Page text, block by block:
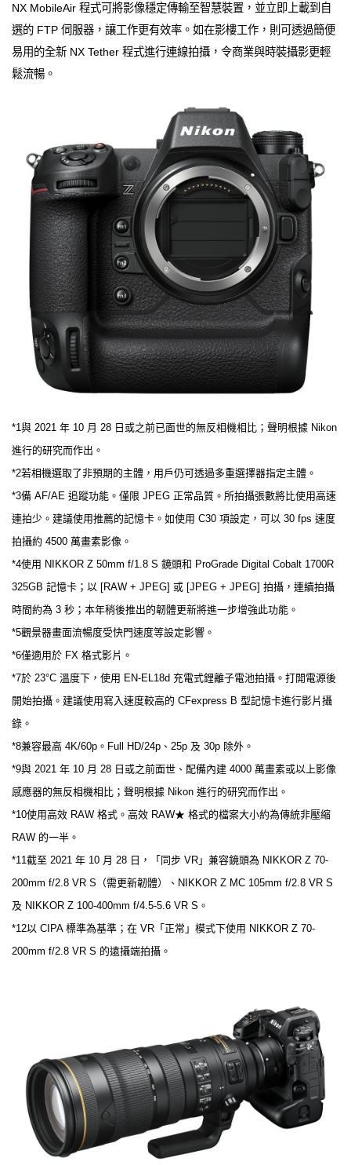
NX MobileAir 程式可將影像穩定傳輸至智慧裝置，並立即上載到自
選的 FTP 伺服器，讓工作更有效率。如在影樓工作，則可透過簡便
易用的全新 NX Tether 程式進行連線拍攝，令商業與時裝攝影更輕
鬆流暢。
*1與 2021 年 10 月 28 日或之前已面世的無反相機相比；聲明根據 Nikon
進行的研究而作出。
*2若相機選取了非預期的主體，用戶仍可透過多重選擇器指定主體。
*3備 AF/AE 追蹤功能。僅限 JPEG 正常品質。所拍攝張數將比使用高速
連拍少。建議使用推薦的記憶卡。如使用 C30 項設定，可以 30 fps 速度
拍攝約 4500 萬畫素影像。
*4使用 NIKKOR Z 50mm f/1.8 S 鏡頭和 ProGrade Digital Cobalt 1700R
325GB 記憶卡；以 [RAW + JPEG] 或 [JPEG + JPEG] 拍攝，連續拍攝
時間約為 3 秒；本年稍後推出的韌體更新將進一步增強此功能。
*5觀景器畫面流暢度受快門速度等設定影響。
*6僅適用於 FX 格式影片。
*7於 23°C 溫度下，使用 EN-EL18d 充電式鋰離子電池拍攝。打開電源後
開始拍攝。建議使用寫入速度較高的 CFexpress B 型記憶卡進行影片攝
錄。
*8兼容最高 4K/60p。Full HD/24p、25p 及 30p 除外。
*9與 2021 年 10 月 28 日或之前面世、配備內建 4000 萬畫素或以上影像
感應器的無反相機相比；聲明根據 Nikon 進行的研究而作出。
*10使用高效 RAW 格式。高效 RAW★ 格式的檔案大小約為傳統非壓縮
RAW 的一半。
*11截至 2021 年 10 月 28 日，「同步 VR」兼容鏡頭為 NIKKOR Z 70-
200mm f/2.8 VR S（需更新韌體）、NIKKOR Z MC 105mm f/2.8 VR S
及 NIKKOR Z 100-400mm f/4.5-5.6 VR S。
*12以 CIPA 標準為基準；在 VR「正常」模式下使用 NIKKOR Z 70-
200mm f/2.8 VR S 的遠攝端拍攝。